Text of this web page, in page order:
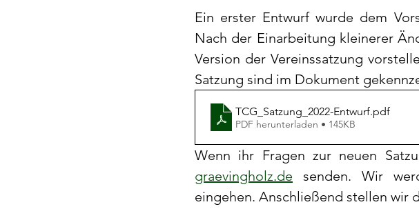
Ein erster Entwurf wurde dem
Nach der Einarbeitung kleinerer
Version der Vereinssatzung
Satzung sind im Dokument
TCG_Satzung_2022-Entwurf.pdf
PDF herunterladen • 145KB
Wenn ihr Fragen zur neuen
graevingholz.de senden. Wir
eingehen. Anschließend stellen wir